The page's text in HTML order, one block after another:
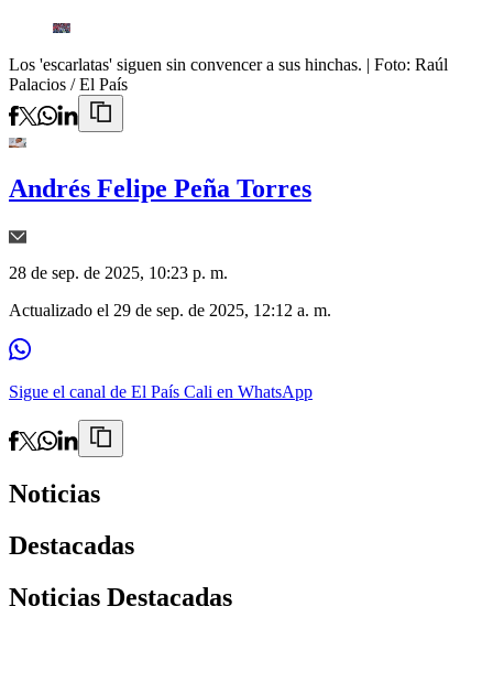
Los 'escarlatas' siguen sin convencer a sus hinchas. | Foto: Raúl
Palacios / El País
Andrés Felipe Peña Torres
28 de sep. de 2025, 10:23 p. m.
Actualizado el 29 de sep. de 2025, 12:12 a. m.
Sigue el canal de El País Cali en WhatsApp
Noticias
Destacadas
Noticias Destacadas